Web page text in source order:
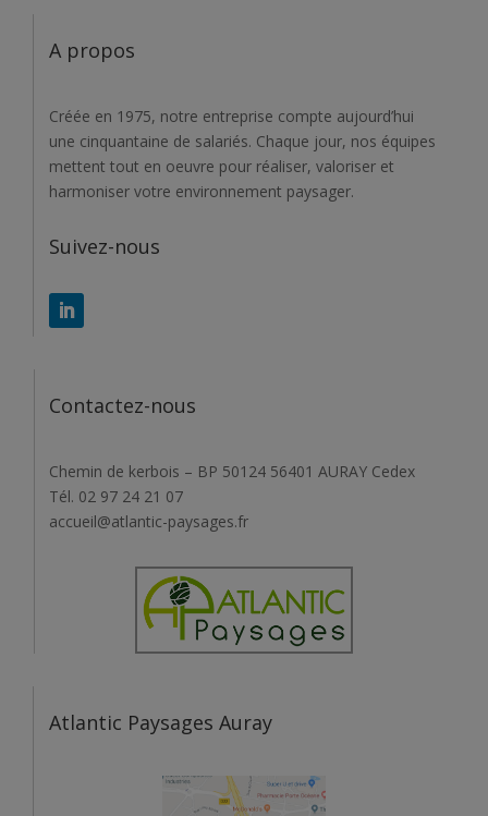
A propos
Créée en 1975, notre entreprise compte aujourd’hui
une cinquantaine de salariés. Chaque jour, nos équipes
mettent tout en oeuvre pour réaliser, valoriser et
harmoniser votre environnement paysager.
Suivez-nous
Contactez-nous
Chemin de kerbois – BP 50124 56401 AURAY Cedex
Tél. 02 97 24 21 07
accueil@atlantic-paysages.fr
Atlantic Paysages Auray